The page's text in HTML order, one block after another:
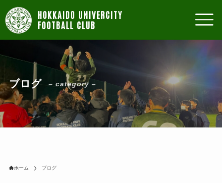
ブログ – category –
ホーム ブログ